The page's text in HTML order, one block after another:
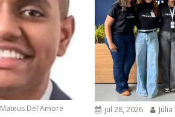
Mateus Del'Amore
jul 28, 2026